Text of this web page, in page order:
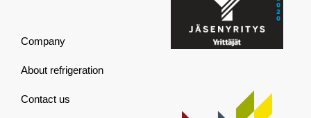
Company
About refrigeration
Contact us